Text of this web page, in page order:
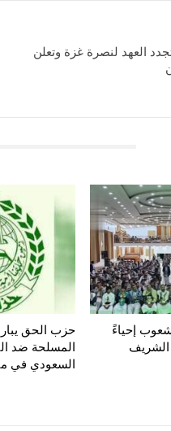
العهد لنصرة غزة وتعلن
إحياءً
الشريف
حزب الحق
المسلحة ضد
السعودي في